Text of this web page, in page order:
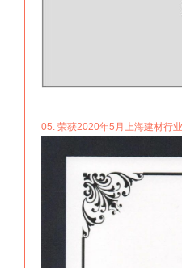
05. 荣获2020年5月上海建材行